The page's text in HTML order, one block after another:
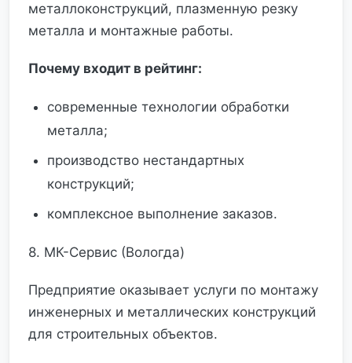
металлоконструкций, плазменную резку
металла и монтажные работы.
Почему входит в рейтинг:
современные технологии обработки
металла;
производство нестандартных
конструкций;
комплексное выполнение заказов.
8. МК-Сервис (Вологда)
Предприятие оказывает услуги по монтажу
инженерных и металлических конструкций
для строительных объектов.